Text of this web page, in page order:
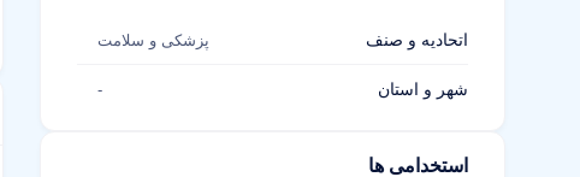
اتحادیه و صنف پزشکی و سلامت
شهر و استان -
استخدامی ها